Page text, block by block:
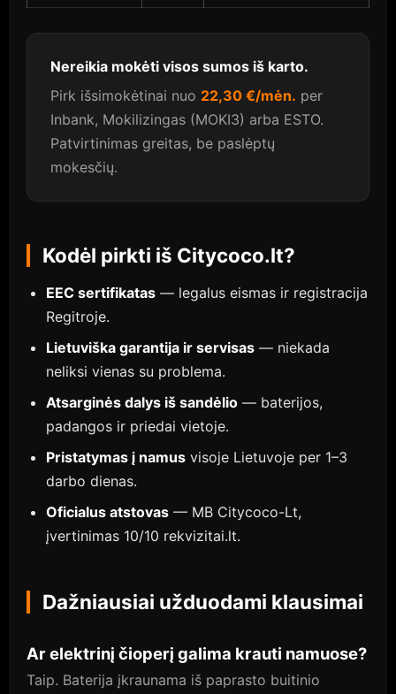
Nereikia mokėti visos sumos iš karto.
Pirk išsimokėtinai nuo 22,30 €/mėn. per
Inbank, Mokilizingas (MOKI3) arba ESTO.
Patvirtinimas greitas, be paslėptų
mokesčių.
Kodėl pirkti iš Citycoco.lt?
EEC sertifikatas — legalus eismas ir registracija
Regitroje.
Lietuviška garantija ir servisas — niekada
neliksi vienas su problema.
Atsarginės dalys iš sandėlio — baterijos,
padangos ir priedai vietoje.
Pristatymas į namus visoje Lietuvoje per 1–3
darbo dienas.
Oficialus atstovas — MB Citycoco-Lt,
įvertinimas 10/10 rekvizitai.lt.
Dažniausiai užduodami klausimai
Ar elektrinį čioperį galima krauti namuose?
Taip. Baterija įkraunama iš paprasto buitinio